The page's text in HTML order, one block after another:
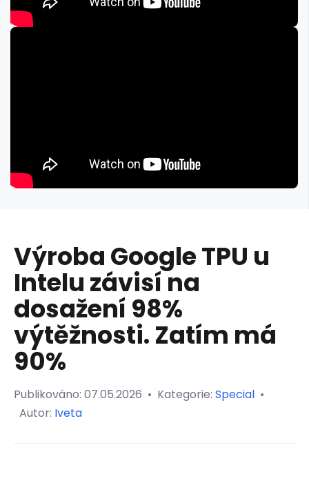
Výroba Google TPU u
Intelu závisí na
dosažení 98%
výtěžnosti. Zatím má
90%
Publikováno: 07.05.2026 • Kategorie: Special •
Autor: Iveta